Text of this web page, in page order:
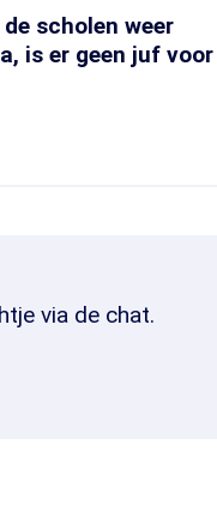
scholen weer
is er geen juf voor
via de chat.